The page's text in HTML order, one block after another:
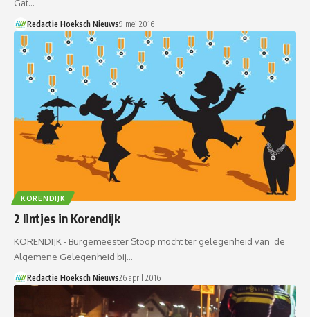
Gat…
Redactie Hoeksch Nieuws9 mei 2016
KORENDIJK
2 lintjes in Korendijk
KORENDIJK - Burgemeester Stoop mocht ter gelegenheid van de
Algemene Gelegenheid bij…
Redactie Hoeksch Nieuws26 april 2016